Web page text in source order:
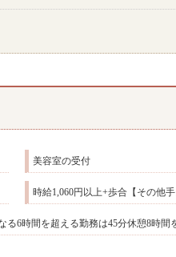
美容室の受付
時給1,060円以上+歩合【その他
6時間を超える勤務は45分休憩8時間